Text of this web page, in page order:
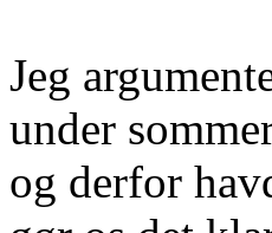
Jeg
under
og derfor